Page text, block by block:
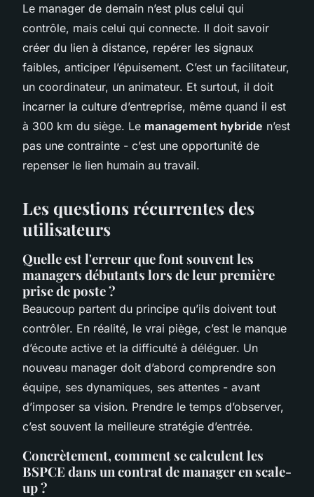
Le manager de demain n’est plus celui qui
contrôle, mais celui qui connecte. Il doit savoir
créer du lien à distance, repérer les signaux
faibles, anticiper l’épuisement. C’est un facilitateur,
un coordinateur, un animateur. Et surtout, il doit
incarner la culture d’entreprise, même quand il est
à 300 km du siège. Le management hybride n’est
pas une contrainte - c’est une opportunité de
repenser le lien humain au travail.
Les questions récurrentes des
utilisateurs
Quelle est l'erreur que font souvent les
managers débutants lors de leur première
prise de poste ?
Beaucoup partent du principe qu’ils doivent tout
contrôler. En réalité, le vrai piège, c’est le manque
d’écoute active et la difficulté à déléguer. Un
nouveau manager doit d’abord comprendre son
équipe, ses dynamiques, ses attentes - avant
d’imposer sa vision. Prendre le temps d’observer,
c’est souvent la meilleure stratégie d’entrée.
Concrètement, comment se calculent les
BSPCE dans un contrat de manager en scale-
up ?